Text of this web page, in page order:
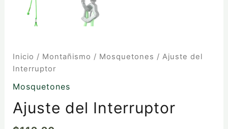
Inicio / Montañismo / Mosquetones / Ajuste del
Interruptor
Mosquetones
Ajuste del Interruptor